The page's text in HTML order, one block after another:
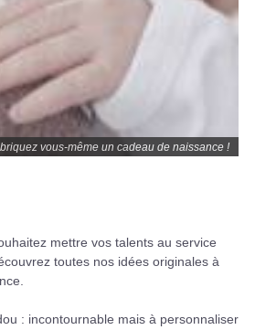
vous-même un cadeau de naissance !
mettre vos talents au service
toutes nos idées originales à
: incontournable mais à personnaliser